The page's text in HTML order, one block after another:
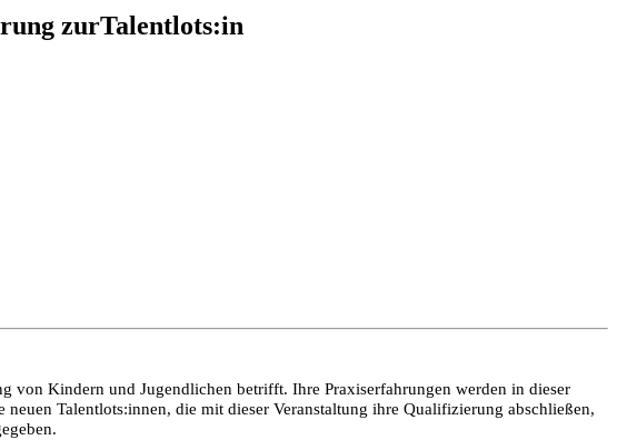
zurTalentlots:in
von Kindern und Jugendlichen betrifft. Ihre Praxiserfahrungen werden in dieser
Talentlots:innen, die mit dieser Veranstaltung ihre Qualifizierung abschließen,